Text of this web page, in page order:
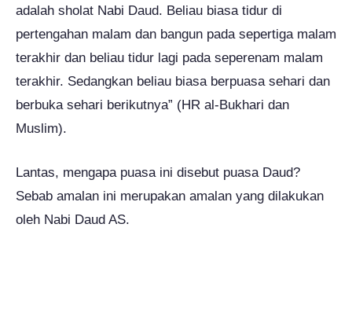
adalah sholat Nabi Daud. Beliau biasa tidur di
pertengahan malam dan bangun pada sepertiga malam
terakhir dan beliau tidur lagi pada seperenam malam
terakhir. Sedangkan beliau biasa berpuasa sehari dan
berbuka sehari berikutnya” (HR al-Bukhari dan
Muslim).
Lantas, mengapa puasa ini disebut puasa Daud?
Sebab amalan ini merupakan amalan yang dilakukan
oleh Nabi Daud AS.